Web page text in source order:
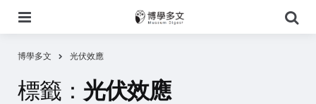
尋
博學多文 光伏效應
標籤： 光伏效應